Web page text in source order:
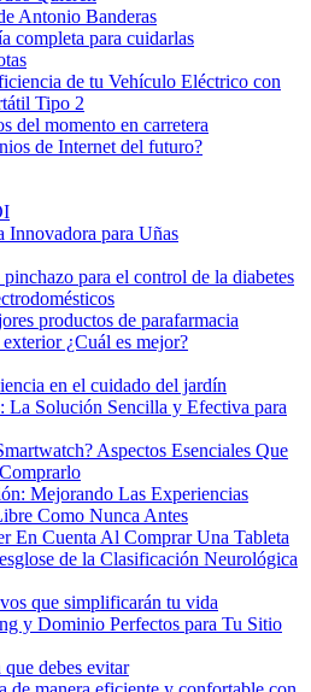
Antonio Banderas
completa para cuidarlas
de tu Vehículo Eléctrico con
Tipo 2
del momento en carretera
de Internet del futuro?
Innovadora para Uñas
para el control de la diabetes
productos de parafarmacia
¿Cuál es mejor?
en el cuidado del jardín
La Solución Sencilla y Efectiva para
Aspectos Esenciales Que
Mejorando Las Experiencias
Como Nunca Antes
En Cuenta Al Comprar Una Tableta
de la Clasificación Neurológica
que simplificarán tu vida
y Dominio Perfectos para Tu Sitio
debes evitar